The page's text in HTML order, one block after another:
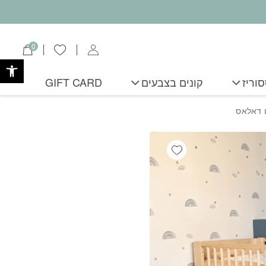
הרשימה שלי
0
קונים בצבעים GIFT CARD
דאלאס
Add wishlist